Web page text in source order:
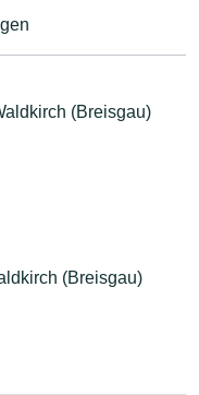
(Breisgau)
(Breisgau)